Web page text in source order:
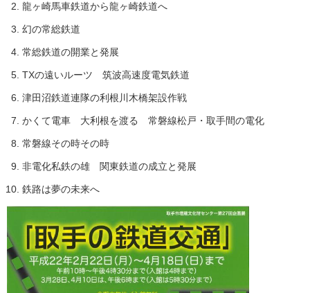
龍ヶ崎馬車鉄道から龍ヶ崎鉄道へ
幻の常総鉄道
常総鉄道の開業と発展
TXの遠いルーツ 筑波高速度電気鉄道
津田沼鉄道連隊の利根川木橋架設作戦
かくて電車 大利根を渡る 常磐線松戸・取手間の電化
常磐線その時その時
非電化私鉄の雄 関東鉄道の成立と発展
鉄路は夢の未来へ